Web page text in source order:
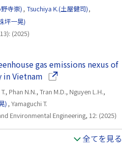
寺崇) , Tsuchiya K.(土屋健司),
坪一晃)
(2025)
gas emissions nexus of
Vietnam （別ウインドウで開
Phan N.N., Tran M.D., Nguyen L.H.,
) , Yamaguchi T.
Environmental Engineering, 12: (2025)
全てを見る